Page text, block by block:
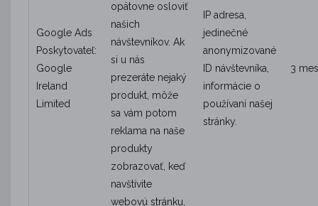
Google Ads
Poskytovateľ:
Google
Ireland
Limited
opätovne osloviť
našich
návštevníkov. Ak
si u nás
prezeráte nejaký
produkt, môže
sa vám potom
reklama na naše
produkty
zobrazovať, keď
navštívite
webovú stránku,
IP adresa,
jedinečné
anonymizované
ID návštevníka,
informácie o
používaní našej
stránky.
3